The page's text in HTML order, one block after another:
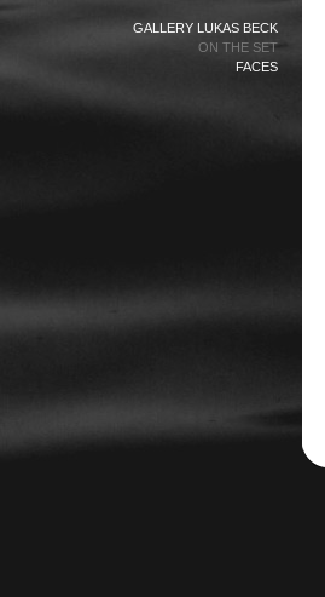
GALLERY LUKAS BECK
ON THE SET
FACES